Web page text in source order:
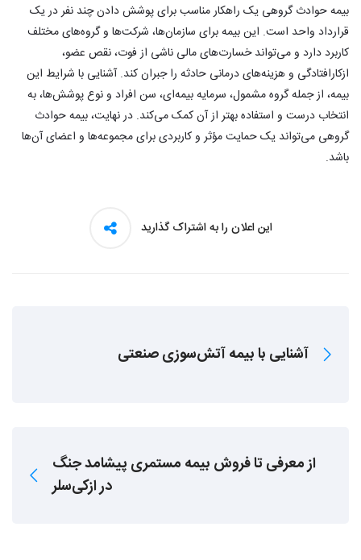
بیمه حوادث گروهی یک راهکار مناسب برای پوشش دادن چند نفر در یک
قرارداد واحد است. این بیمه برای سازمان‌ها، شرکت‌ها و گروه‌های مختلف
کاربرد دارد و می‌تواند خسارت‌های مالی ناشی از فوت، نقص عضو،
ازکارافتادگی و هزینه‌های درمانی حادثه را جبران کند. آشنایی با شرایط این
بیمه، از جمله گروه مشمول، سرمایه بیمه‌ای، سن افراد و نوع پوشش‌ها، به
انتخاب درست و استفاده بهتر از آن کمک می‌کند. در نهایت، بیمه حوادث
گروهی می‌تواند یک حمایت مؤثر و کاربردی برای مجموعه‌ها و اعضای آن‌ها
باشد.​
این اعلان را به اشتراک گذارید
آشنایی با بیمه آتش‌سوزی صنعتی
از معرفی تا فروش بیمه مستمری پیشامد جنگ
در ازکی‌سلر